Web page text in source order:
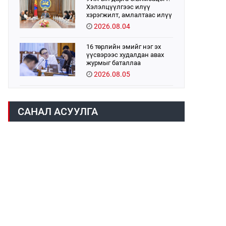
Хэлэлцүүлгээс илүү
хэрэгжилт, амлалтаас илүү
бодит үр дүн чухал
2026.08.04
16 төрлийн эмийг нэг эх
үүсвэрээс худалдан авах
журмыг баталлаа
2026.08.05
1,439.2 кг үнэт металл
худалдан авлаа
2026.08.05
САНАЛ АСУУЛГА